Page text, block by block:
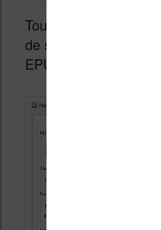
Tout d’abord, il vous
de sortie, que je
EPUB. Mais vous